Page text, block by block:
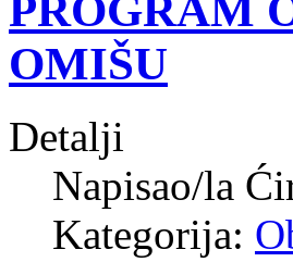
OMIŠU
Detalji
Napisao/la
Kategorija: